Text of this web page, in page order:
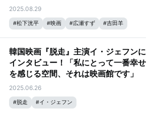
2025.08.29
#松下洸平 #映画 #広瀬すず #吉田羊
韓国映画『脱走』主演イ・ジェフンに
インタビュー！「私にとって一番幸せ
を感じる空間、それは映画館です」
2025.06.26
#脱走 #イ・ジェフン